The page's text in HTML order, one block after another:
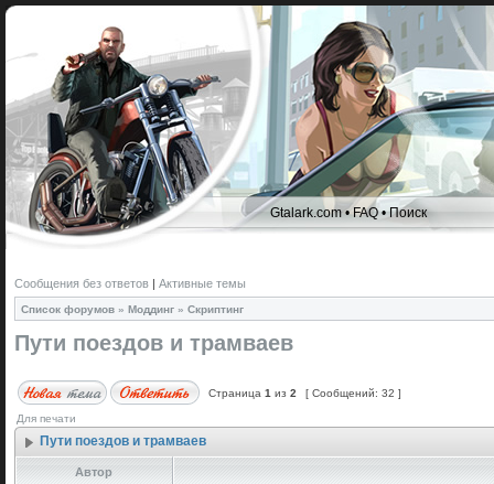
Gtalark.com •FAQ•Поиск
Сообщения без ответов | Активные темы
Список форумов » Моддинг » Скриптинг
Пути поездов и трамваев
Страница 1 из 2 [ Сообщений: 32 ]
Для печати
Пути поездов и трамваев
Автор